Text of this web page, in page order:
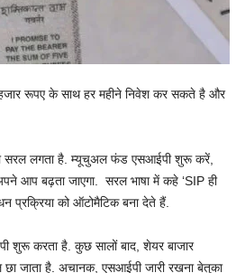
रूपए के साथ हर महीने निवेश कर सकते है और
सरल लगता है. म्यूचुअल फंड एसआईपी शुरू करें,
आप बढ़ता जाएगा. सरल भाषा में कहे ‘SIP ही
प्रक्रिया को ऑटोमैटिक बना देते हैं.
शुरू करता है. कुछ सालों बाद, शेयर बाजार
छा जाता है. अचानक, एसआईपी जारी रखना बेतुका